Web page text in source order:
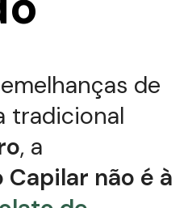
de
tradicional
, a
não é à